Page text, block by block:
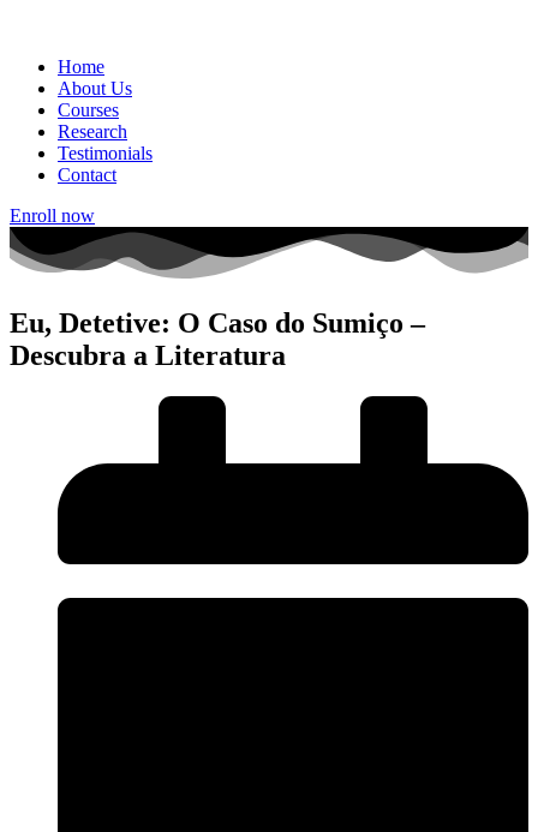
Home
About Us
Courses
Research
Testimonials
Contact
Enroll now
Eu, Detetive: O Caso do Sumiço –
Descubra a Literatura